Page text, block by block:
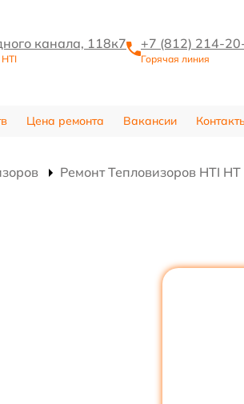
канала, 118к7 +7 (812) 214-
Горячая линия
Цена ремонта Вакансии
Ремонт Тепловизоров HTI HT